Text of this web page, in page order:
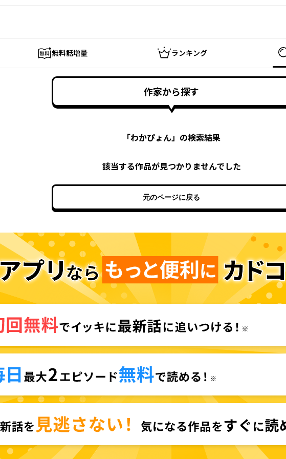
無料話増量 ランキング
作家から探す
「わかぴょん」の検索結果
該当する作品が見つかりませんでした
元のページに戻る